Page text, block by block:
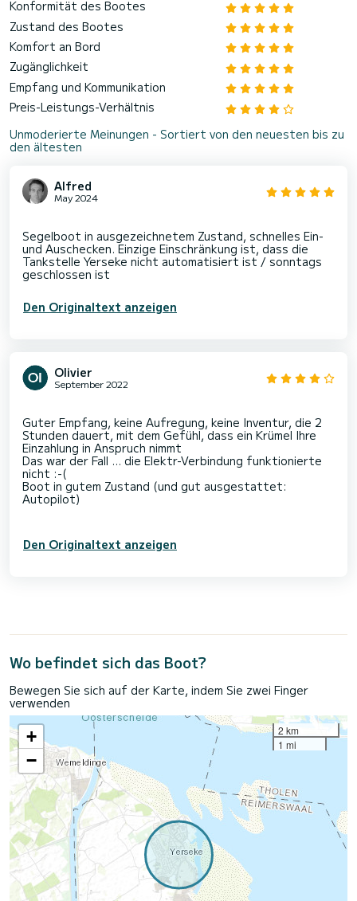
Konformität des Bootes
Zustand des Bootes
Komfort an Bord
Zugänglichkeit
Empfang und Kommunikation
Preis-Leistungs-Verhältnis
Unmoderierte Meinungen - Sortiert von den neuesten bis zu
den ältesten
Alfred
May 2024
Segelboot in ausgezeichnetem Zustand, schnelles Ein-
und Auschecken. Einzige Einschränkung ist, dass die
Tankstelle Yerseke nicht automatisiert ist / sonntags
Den Originaltext anzeigen
Olivier
September 2022
Guter Empfang, keine Aufregung, keine Inventur, die 2
Stunden dauert, mit dem Gefühl, dass ein Krümel Ihre
Einzahlung in Anspruch nimmt
Das war der Fall ... die Elektr-Verbindung funktionierte
nicht :-(
Boot in gutem Zustand (und gut ausgestattet:
Autopilot)
Den Originaltext anzeigen
Wo befindet sich das Boot?
Bewegen Sie sich auf der Karte, indem Sie zwei Finger
verwenden
+
−
2 km
1 mi